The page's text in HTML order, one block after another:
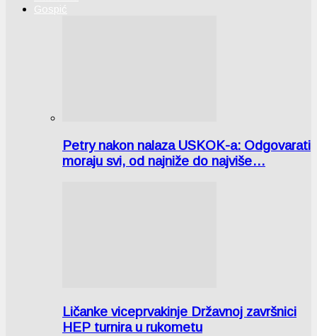
Gospić
Petry nakon nalaza USKOK-a: Odgovarati
moraju svi, od najniže do najviše…
Ličanke viceprvakinje Državnoj završnici
HEP turnira u rukometu